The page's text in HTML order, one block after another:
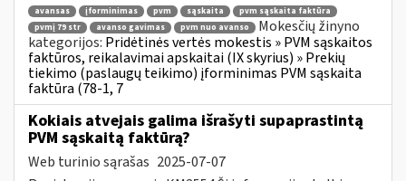
avansas įforminimas pvm sąskaita
pvm sąskaita faktūra
pvmį 79 str
avanso gavimas pvm nuo avanso
Mokesčių žinyno
kategorijos: Pridėtinės vertės mokestis » PVM sąskaitos
faktūros, reikalavimai apskaitai (IX skyrius) » Prekių
tiekimo (paslaugų teikimo) įforminimas PVM sąskaita
faktūra (78-1, 7
Kokiais atvejais galima išrašyti supaprastintą
PVM sąskaitą faktūrą?
Web turinio sąrašas 2025-07-07